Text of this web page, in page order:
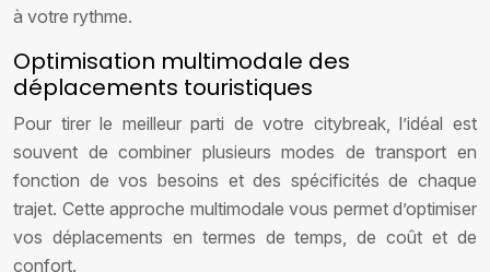
à votre rythme.
Optimisation multimodale des
déplacements touristiques
Pour tirer le meilleur parti de votre citybreak, l’idéal est
souvent de combiner plusieurs modes de transport en
fonction de vos besoins et des spécificités de chaque
trajet. Cette approche multimodale vous permet d’optimiser
vos déplacements en termes de temps, de coût et de
confort.